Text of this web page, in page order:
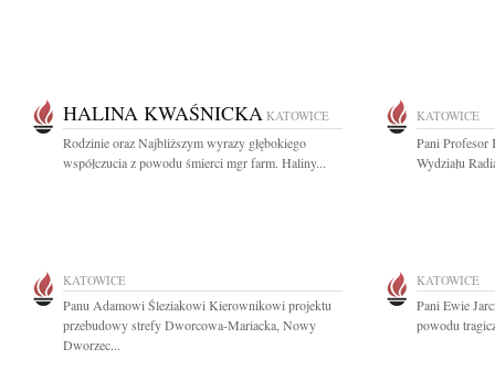
HALINA KWAŚNICKA KATOWICE
Rodzinie oraz Najbliższym wyrazy głębokiego
współczucia z powodu śmierci mgr farm. Haliny...
KATOWICE
Pani
Wydziału
KATOWICE
Panu Adamowi Śleziakowi Kierownikowi projektu
przebudowy strefy Dworcowa-Mariacka, Nowy
Dworzec...
KATOWICE
Pani Ewie
powodu